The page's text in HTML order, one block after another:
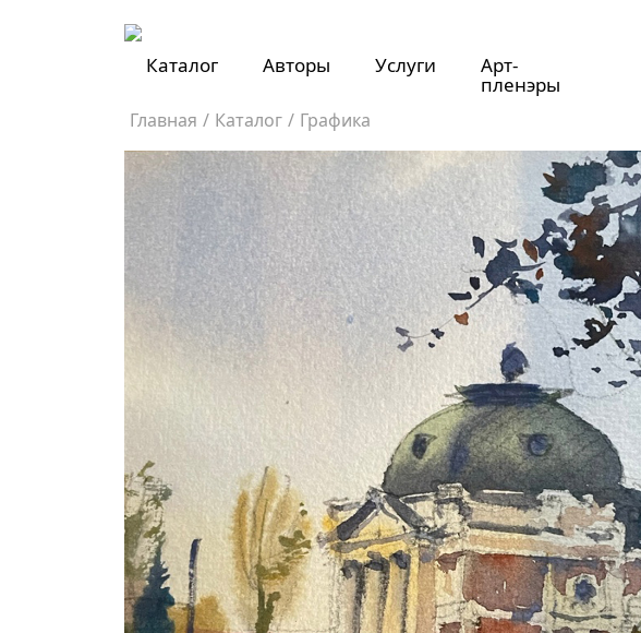
Каталог Авторы Услуги Арт-
пленэры
Главная / Каталог / Графика